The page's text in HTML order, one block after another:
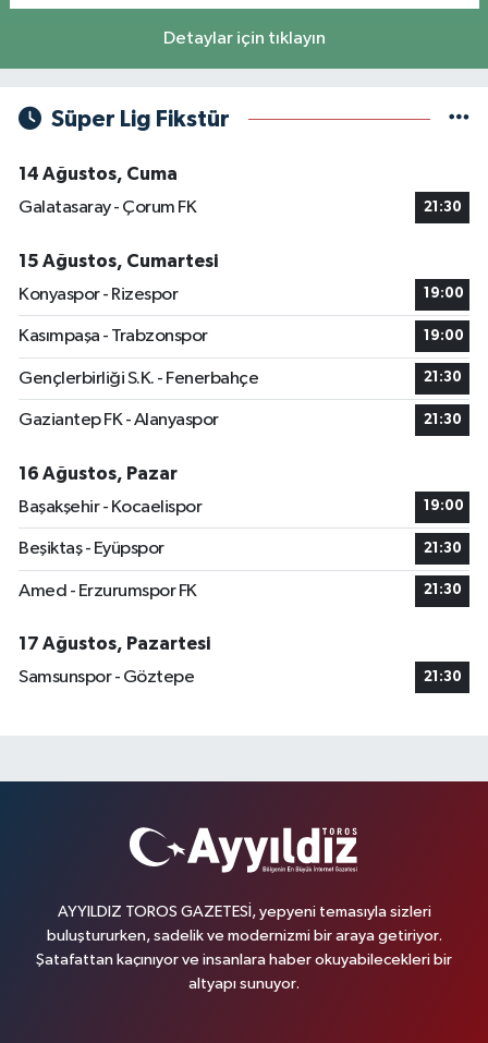
Detaylar için tıklayın
Süper Lig Fikstür
14 Ağustos, Cuma
Galatasaray - Çorum FK
21:30
15 Ağustos, Cumartesi
Konyaspor - Rizespor
19:00
Kasımpaşa - Trabzonspor 19:00
Gençlerbirliği S.K. - Fenerbahçe 21:30
Gaziantep FK - Alanyaspor 21:30
16 Ağustos, Pazar
Başakşehir - Kocaelispor
19:00
Beşiktaş - Eyüpspor 21:30
Amed - Erzurumspor FK 21:30
17 Ağustos, Pazartesi
Samsunspor - Göztepe
21:30
AYYILDIZ TOROS GAZETESİ, yepyeni temasıyla sizleri
buluştururken, sadelik ve modernizmi bir araya getiriyor.
Şatafattan kaçınıyor ve insanlara haber okuyabilecekleri bir
altyapı sunuyor.